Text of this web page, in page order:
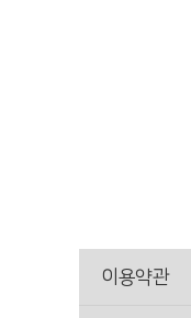
이용약관